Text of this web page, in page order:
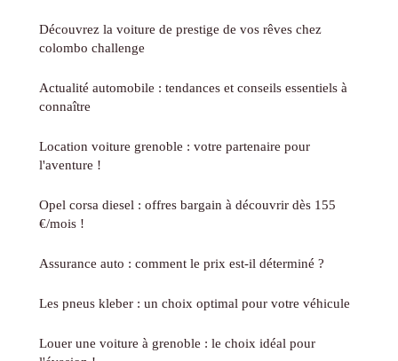
Découvrez la voiture de prestige de vos rêves chez
colombo challenge
Actualité automobile : tendances et conseils essentiels à
connaître
Location voiture grenoble : votre partenaire pour
l'aventure !
Opel corsa diesel : offres bargain à découvrir dès 155
€/mois !
Assurance auto : comment le prix est-il déterminé ?
Les pneus kleber : un choix optimal pour votre véhicule
Louer une voiture à grenoble : le choix idéal pour